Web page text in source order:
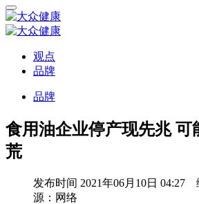
观点
品牌
品牌
食用油企业停产现先兆 可
荒
发布时间 2021年06月10日
源：网络